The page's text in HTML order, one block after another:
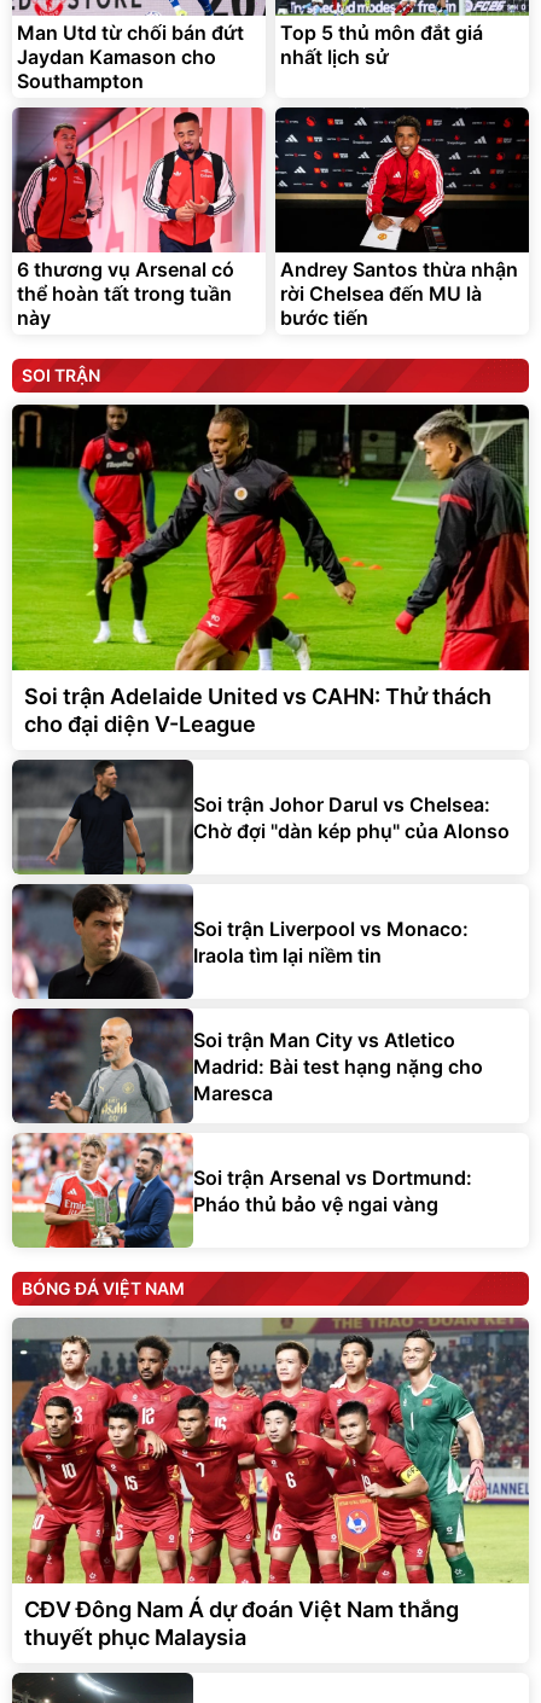
Man Utd từ chối bán đứt
Jaydan Kamason cho
Southampton
Top 5 thủ môn đắt giá
nhất lịch sử
6 thương vụ Arsenal có
thể hoàn tất trong tuần
này
Andrey Santos thừa nhận
rời Chelsea đến MU là
bước tiến
SOI TRẬN
Soi trận Adelaide United vs CAHN: Thử thách
cho đại diện V-League
Soi trận Johor Darul vs Chelsea:
Chờ đợi "dàn kép phụ" của Alonso
Soi trận Liverpool vs Monaco:
Iraola tìm lại niềm tin
Soi trận Man City vs Atletico
Madrid: Bài test hạng nặng cho
Maresca
Soi trận Arsenal vs Dortmund:
Pháo thủ bảo vệ ngai vàng
BÓNG ĐÁ VIỆT NAM
CĐV Đông Nam Á dự đoán Việt Nam thắng
thuyết phục Malaysia